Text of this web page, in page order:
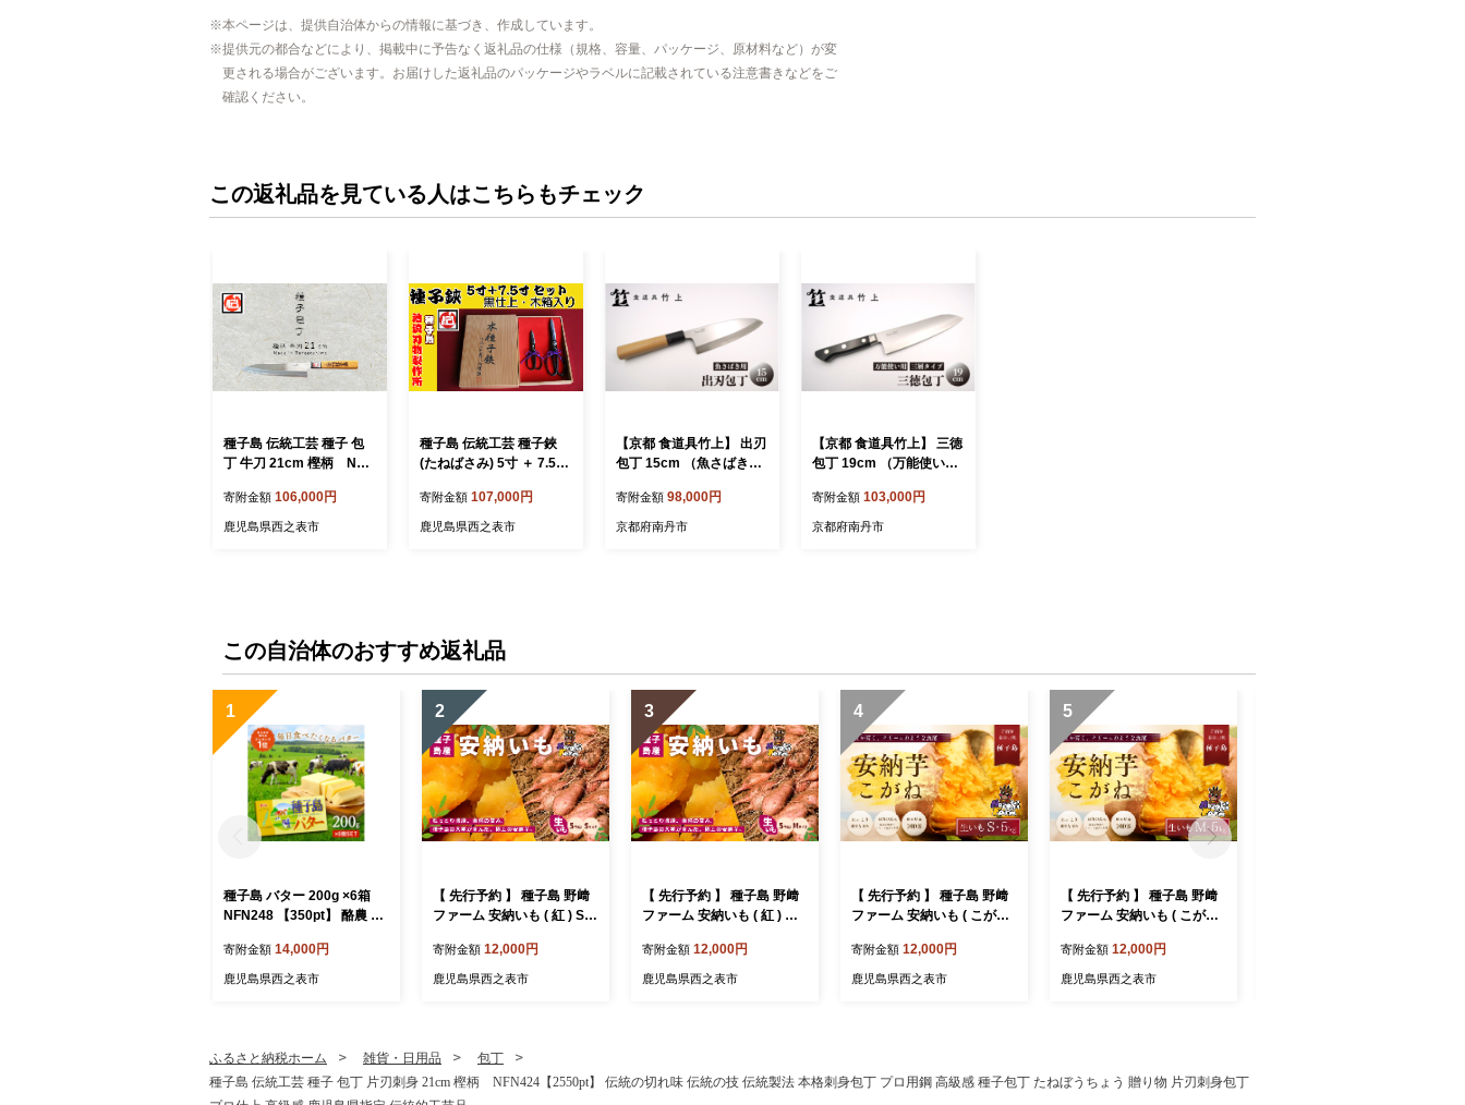
本ページは、提供自治体からの情報に基づき、作成しています。
提供元の都合などにより、掲載中に予告なく返礼品の仕様（規格、容量、パッケージ、原材料など）が変
更される場合がございます。お届けした返礼品のパッケージやラベルに記載されている注意書きなどをご
確認ください。
この返礼品を見ている人はこちらもチェック
種子島 伝統工芸 種子 包
丁 牛刀 21cm 樫柄 NFN
牛刀 プロ用鋼 高級感 種
子包丁 たねぼうちょう 贈
寄附金額 106,000円
鹿児島県西之表市
種子島 伝統工芸 種子鋏
(たねばさみ) 5寸 ＋ 7.5寸
FN197【2675pt】
寄附金額 107,000円
鹿児島県西之表市
【京都 食道具竹上】 出刃
包丁 15cm （魚さばき用
鋼包丁 和包丁 日本製 高
級 切れる キッチン用品
寄附金額 98,000円
京都府南丹市
【京都 食道具竹上】 三徳
包丁 19cm （万能使い用
鋼 ステンレス 青紙スーパ
ー 鋼包丁 文化包丁 日本
寄附金額 103,000円
京都府南丹市
この自治体のおすすめ返礼品
1
種子島 バター 200g ×6箱
NFN248 【350pt】 酪農 牧
ー 普段使い 生乳 牛乳 風味
豊か ランキング 人気 お菓
寄附金額 14,000円
鹿児島県西之表市
2
【 先行予約 】 種子島 野﨑
ファーム 安納いも ( 紅 ) S
pt】// 安納芋 本場 糖度 熟成
期間 G.I 保護制度 ブランド
寄附金額 12,000円
鹿児島県西之表市
3
【 先行予約 】 種子島 野﨑
ファーム 安納いも ( 紅 ) M
pt】// 安納芋 本場 糖度 熟成
期間 G.I 保護制度 ブランド
寄附金額 12,000円
鹿児島県西之表市
4
【 先行予約 】 種子島 野﨑
ファーム 安納いも ( こがね )
00pt】// 安納芋 本場 糖度 熟
成期間 G.I 保護制度 ブラン
寄附金額 12,000円
鹿児島県西之表市
5
【 先行予約 】 種子島 野﨑
ファーム 安納いも ( こがね )
00pt】// 安納芋 本場 糖度 熟
成期間 G.I 保護制度 ブラン
寄附金額 12,000円
鹿児島県西之表市
ふるさと納税ホーム 雑貨・日用品
包丁
種子島 伝統工芸 種子 包丁 片刃刺身 21cm 樫柄 NFN424【2550pt】 伝統の切れ味 伝統の技 伝統製法 本格刺身包丁 プロ用鋼 高級感 種子包丁 たねぼうちょう 贈り物 片刃刺身包丁